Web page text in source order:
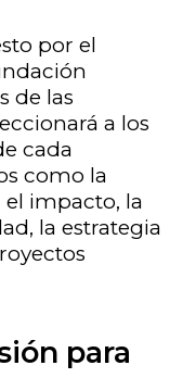
por el
de las
a los
cada
como la
impacto, la
la estrategia
para